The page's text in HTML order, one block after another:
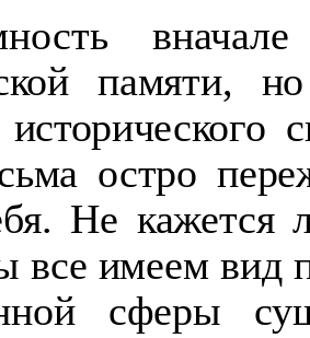
памяти,
остро
Не
имеем вид
сферы